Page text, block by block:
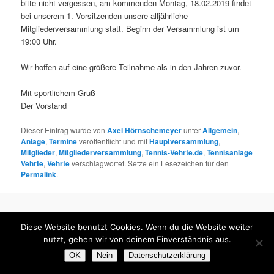
bitte nicht vergessen, am kommenden Montag, 18.02.2019 findet
bei unserem 1. Vorsitzenden unsere alljährliche
Mitgliederversammlung statt. Beginn der Versammlung ist um
19:00 Uhr.
Wir hoffen auf eine größere Teilnahme als in den Jahren zuvor.
Mit sportlichem Gruß
Der Vorstand
Dieser Eintrag wurde vonAxel HörnschemeyerunterAllgemein,
Anlage,Termineveröffentlicht und mitHauptversammlung,
Mitglieder,Mitgliederversammlung,Tennis-Vehrte.de,Tennisanlage
Vehrte,Vehrteverschlagwortet. Setze ein Lesezeichen für den
Permalink.
Diese Website benutzt Cookies. Wenn du die Website weiter
nutzt, gehen wir von deinem Einverständnis aus.
OK Nein Datenschutzerklärung